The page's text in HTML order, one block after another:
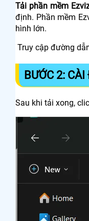
Tải phần mềm
định. Phần mềm
hình lớn.
Truy cập đường
BƯỚC 2:
Sau khi tải xong,